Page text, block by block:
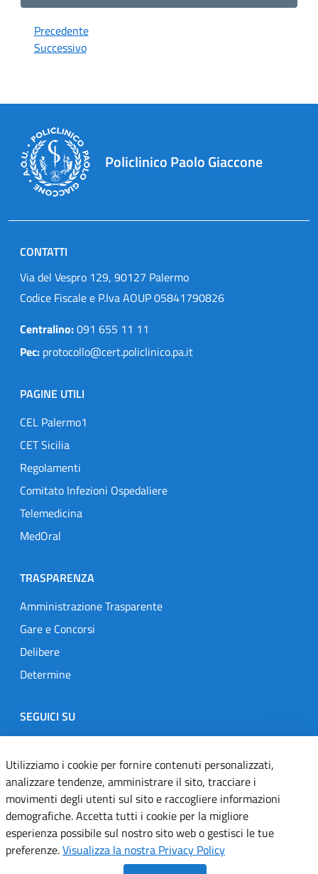
Precedente
Successivo
Policlinico Paolo Giaccone
CONTATTI
Via del Vespro 129, 90127 Palermo
Codice Fiscale e P.Iva AOUP 05841790826
Centralino:091 655 11 11
Pec: protocollo@cert.policlinico.pa.it
PAGINE UTILI
CEL Palermo1
CET Sicilia
Regolamenti
Comitato Infezioni Ospedaliere
Telemedicina
MedOral
TRASPARENZA
Amministrazione Trasparente
Gare e Concorsi
Delibere
Determine
SEGUICI SU
Designers Italia
TwitterInstagramYoutubeLinkedin
Dichiarazione di accessibilità
Informativa cookie
Utilizziamo i cookie per fornire contenuti personalizzati,
analizzare tendenze, amministrare il sito, tracciare i
movimenti degli utenti sul sito e raccogliere informazioni
demografiche. Accetta tutti i cookie per la migliore
esperienza possibile sul nostro sito web o gestisci le tue
preferenze.Visualizza la nostra Privacy Policy